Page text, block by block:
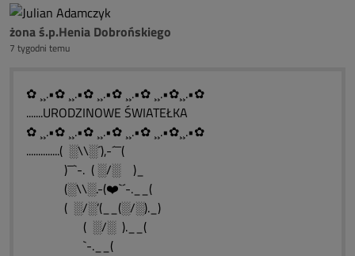
żona ś.p.Henia Dobrońskiego
7 tygodni temu
✿ ¸¸.•✿ ¸¸.•✿ ¸¸.•✿ ¸¸.•✿ ¸¸.•✿¸¸.•✿
.......URODZINOWE ŚWIATEŁKA
✿ ¸¸.•✿ ¸¸.•✿ ¸¸.•✿ ¸¸.•✿ ¸¸.•✿¸¸.•✿
..............( ░\\░´),-´¯¯(
)¯¯`-. ( ░/░ )_
(░\\░.-(❤️`´-.__(
( ░/░’(__(░/░)._)
( ░/░ ).__(
`-.__(